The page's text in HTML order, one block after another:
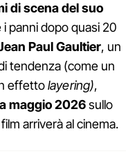
di scena del suo
panni dopo quasi 20
Paul Gaultier, un
tendenza (come un
effettolayering),
maggio 2026sullo
arriverà al cinema.